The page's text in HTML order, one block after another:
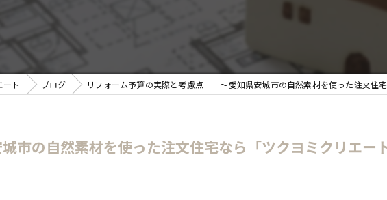
ト ブログ リフォーム予算の実際と考慮点 ～愛知県安城市の自然素材を使った注文住宅
の自然素材を使った注文住宅なら「ツクヨミクリエート